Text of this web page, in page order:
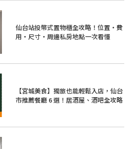
仙台站投幣式置物櫃全攻略！位置・費
用・尺寸・周邊私房地點一次看懂
【宮城美食】獨旅也能輕鬆入店，仙台
市推薦餐廳 6 選！居酒屋、酒吧全攻略